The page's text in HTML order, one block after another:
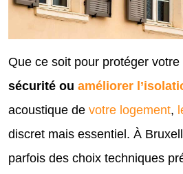
Que ce soit pour protéger votre
sécurité ou améliorer
acoustique de votre logement,
discret mais essentiel. À
parfois des choix techniques